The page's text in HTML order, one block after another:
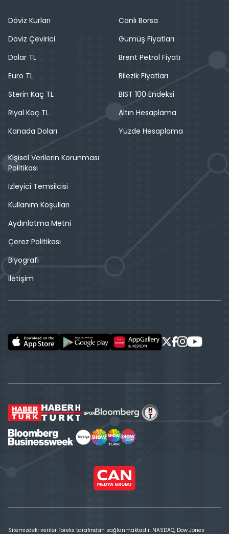
Döviz Kurları
Döviz Çevirici
Dolar TL
Euro TL
Sterin Kaç TL
Riyal Kaç TL
Kanada Doları
Canlı Borsa
Gümüş Fiyatları
Brent Petrol Fiyatı
Bilezik Fiyatları
BIST 100 Endeksi
Altın Hesaplama
Yüzde Hesaplama
Kişisel Verilerin Korunması
Politikası
İzleyici Temsilcisi
Kullanım Koşulları
Aydınlatma Metni
Çerez Politikası
Biyografi
İletişim
Sitemizdeki veriler Foreks tarafından sağlanmaktadır. NASDAQ, Dow Jones